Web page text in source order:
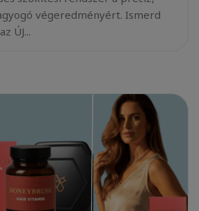
végeredményért. Ismerd
ÚJ...